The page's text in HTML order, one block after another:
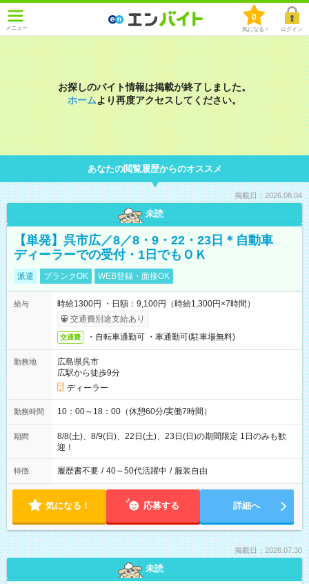
メニュー
0
気になる！ ログイン
お探しのバイト情報は掲載が終了しました。
ホームより再度アクセスしてください。
あなたの閲覧履歴からのオススメ
掲載日：2026.08.04
未読
【単発】呉市広／8／8・9・22・23日＊自動車
ディーラーでの受付・1日でもＯＫ
派遣 ブランクOK WEB登録・面接OK
給与
時給1300円 ・日額：9,100円（時給1,300円×7時間）
交通費別途支給あり
交通費 ・自転車通勤可 ・車通勤可(駐車場無料)
勤務地
広島県呉市
広駅から徒歩9分
ディーラー
勤務時間 10：00～18：00（休憩60分/実働7時間）
期間
8/8(土)、8/9(日)、22日(土)、23日(日)の期間限定 1日のみも歓
迎！
特徴 履歴書不要 / 40～50代活躍中 / 服装自由
気になる！ 応募する 詳細へ
掲載日：2026.07.30
未読